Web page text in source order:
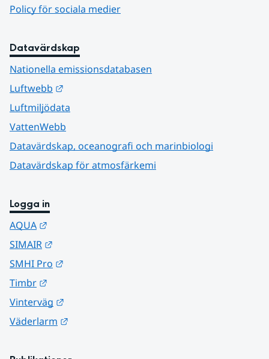
Policy för sociala medier
Datavärdskap
Nationella emissionsdatabasen
Luftwebb
Luftmiljödata
VattenWebb
Datavärdskap, oceanografi och marinbiologi
Datavärdskap för atmosfärkemi
Logga in
AQUA
SIMAIR
SMHI Pro
Timbr
Vinterväg
Väderlarm